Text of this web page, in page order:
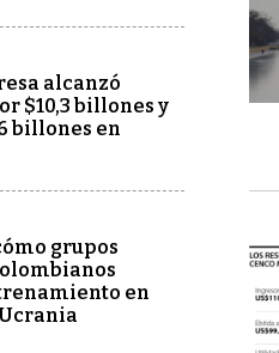
alcanzó
$10,3 billones y
billones en
grupos
en